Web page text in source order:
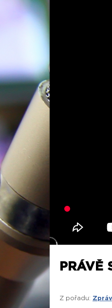
PRÁVĚ
Z pořadu: